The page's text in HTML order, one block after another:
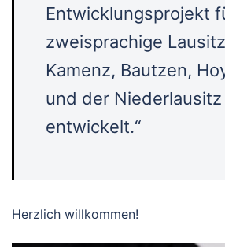
Entwicklungsprojekt
zweisprachige
Kamenz, Bautzen,
und der Niederlausitz
entwickelt.“
Herzlich willkommen!